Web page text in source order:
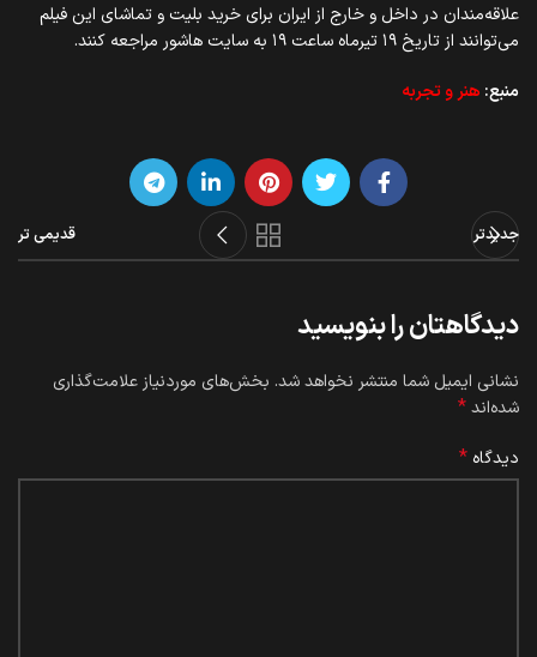
علاقه‌مندان در داخل و خارج از ایران برای خرید بلیت و تماشای این فیلم
می‌توانند از تاریخ ۱۹ تیرماه ساعت ۱۹ به سایت هاشور مراجعه کنند.
منبع: هنر و تجربه
جدیدتر قدیمی تر
دیدگاهتان را بنویسید
نشانی ایمیل شما منتشر نخواهد شد. بخش‌های موردنیاز علامت‌گذاری
شده‌اند*
دیدگاه *